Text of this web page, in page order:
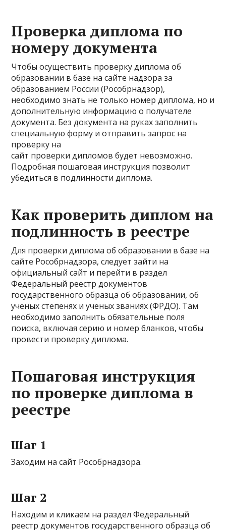
Проверка диплома по
номеру документа
Чтобы осуществить проверку диплома об
образовании в базе на сайте надзора за
образованием России (Рособрнадзор),
необходимо знать не только номер диплома, но и
дополнительную информацию о получателе
документа. Без документа на руках заполнить
специальную форму и отправить запрос на
проверку на
сайт проверки дипломов будет невозможно.
Подробная пошаговая инструкция позволит
убедиться в подлинности диплома.
Как проверить диплом на
подлинность в реестре
Для проверки диплома об образовании в базе на
сайте Рособрнадзора, следует зайти на
официальный сайт и перейти в раздел
Федеральный реестр документов
государственного образца об образовании, об
ученых степенях и ученых званиях (ФРДО). Там
необходимо заполнить обязательные поля
поиска, включая серию и номер бланков, чтобы
провести проверку диплома.
Пошаговая инструкция
по проверке диплома в
реестре
Шаг 1
Заходим на сайт Рособрнадзора.
Шаг 2
Находим и кликаем на раздел Федеральный
реестр документов государственного образца об